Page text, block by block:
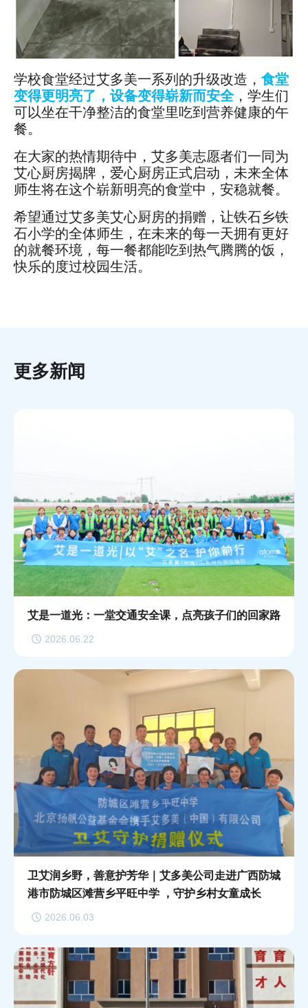
学校食堂经过艾多美一系列的升级改造， 食堂
变得更明亮了，设备变得崭新而安全，学生们
可以坐在干净整洁的食堂里吃到营养健康的午
餐。
在大家的热情期待中，艾多美志愿者们一同为
艾心厨房揭牌，爱心厨房正式启动，未来全体
师生将在这个崭新明亮的食堂中，安稳就餐。
希望通过艾多美艾心厨房的捐赠，让铁石乡铁
石小学的全体师生，在未来的每一天拥有更好
的就餐环境，每一餐都能吃到热气腾腾的饭，
快乐的度过校园生活。
更多新闻
艾是一道光：一堂交通安全课，点亮孩子们的回家路
2026.06.22
卫艾润乡野，善意护芳华｜艾多美公司走进广西防城
港市防城区滩营乡平旺中学 ，守护乡村女童成长
2026.06.03